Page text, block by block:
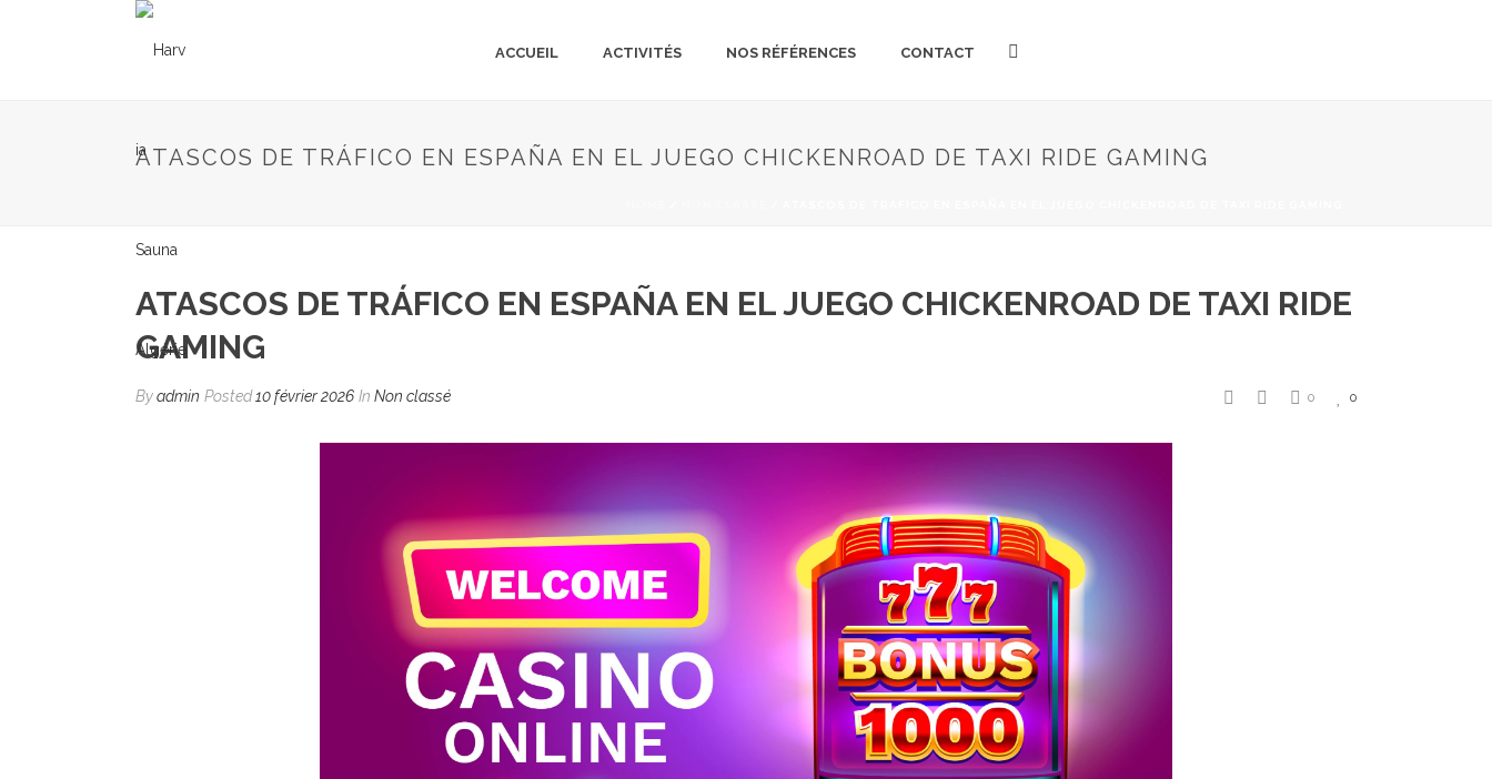
ACCUEIL ACTIVITÉS NOS RÉFÉRENCES CONTACT
ATASCOS DE TRÁFICO EN ESPAÑA EN EL JUEGO CHICKENROAD DE TAXI RIDE GAMING
ATASCOS DE TRÁFICO EN ESPAÑA EN EL JUEGO CHICKENROAD DE TAXI RIDE
GAMING
Byadmin Posted10 février 2026 In Non classé 0
0